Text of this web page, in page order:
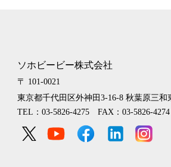
ソホビービー株式会社
〒 101-0021
東京都千代田区外神田3-16-8 秋葉原三和
TEL：03-5826-4275 FAX：03-5826-4274